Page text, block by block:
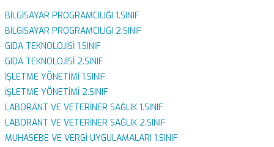
BİLGİSAYAR PROGRAMCILIĞI 1.SINIF
BİLGİSAYAR PROGRAMCILIĞI 2.SINIF
GIDA TEKNOLOJİSİ 1.SINIF
GIDA TEKNOLOJİSİ 2.SINIF
İŞLETME YÖNETİMİ 1.SINIF
İŞLETME YÖNETİMİ 2.SINIF
LABORANT VE VETERİNER SAĞLIK 1.SINIF
LABORANT VE VETERİNER SAĞLIK 2.SINIF
MUHASEBE VE VERGİ UYGULAMALARI 1.SINIF